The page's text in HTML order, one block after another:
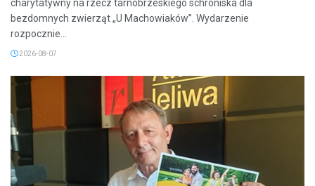
charytatywny na rzecz tarnobrzeskiego schroniska dla
bezdomnych zwierząt „U Machowiaków”. Wydarzenie
rozpocznie...
2026-08-07